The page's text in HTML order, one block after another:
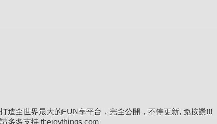
打造全世界最大的FUN享平台，完全公開，不停更新, 免按讚!!!
請多多支持 thejoythings.com